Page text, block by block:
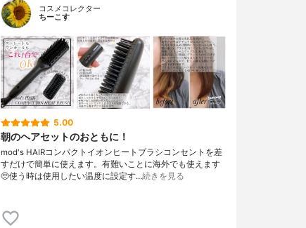
コスメコレクター
ちーこす
5.00
朝のヘアセットのおともに！
⁡⁡⁡⁡mod's HAIRコンパクトイオンヒートブラシ⁡⁡コンセントを差
すだけで簡単に使えます。有難いことに海外でも使えます
🥺⁡使う時は使用したい温度に設定す…続きを見る